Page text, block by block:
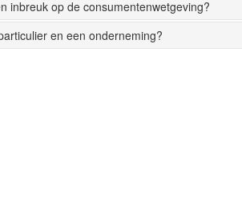
inbreuk op de consumentenwetgeving?
en een onderneming?